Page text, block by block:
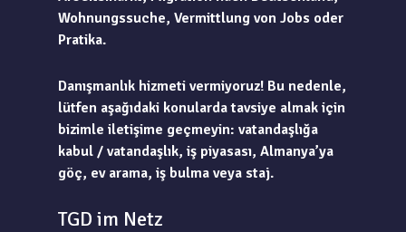
Wohnungssuche, Vermittlung von Jobs oder
Pratika.
Danışmanlık hizmeti vermiyoruz! Bu nedenle,
lütfen aşağıdaki konularda tavsiye almak için
bizimle iletişime geçmeyin: vatandaşlığa
kabul / vatandaşlık, iş piyasası, Almanya’ya
göç, ev arama, iş bulma veya staj.
TGD im Netz